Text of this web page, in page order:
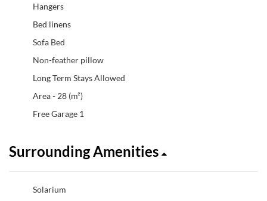
Hangers
Bed linens
Sofa Bed
Non-feather pillow
Long Term Stays Allowed
Area - 28 (m²)
Free Garage 1
Surrounding Amenities
Solarium